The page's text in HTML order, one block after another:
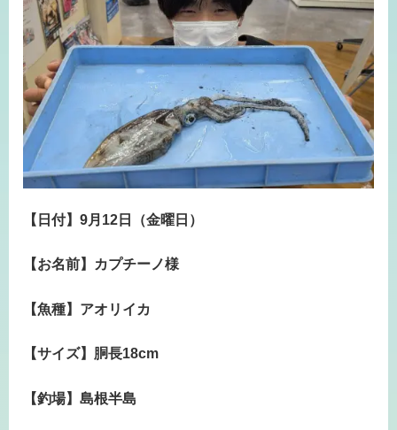
【日付】9月12日（金曜日）
【お名前】カプチーノ様
【魚種】アオリイカ
【サイズ】胴長18cm
【釣場】島根半島